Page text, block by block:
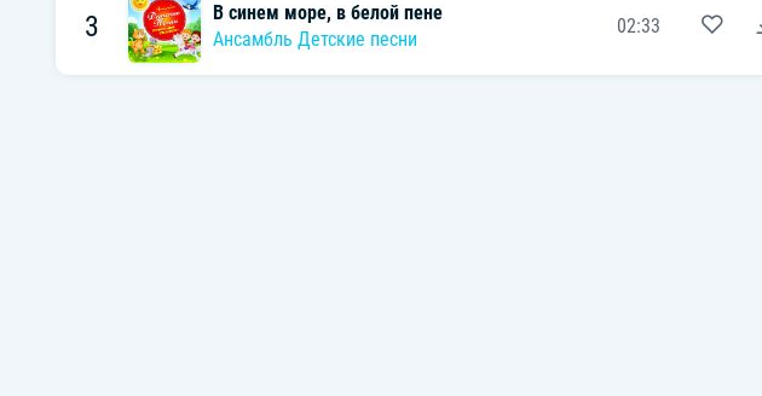
3
В синем море, в белой пене
Ансамбль Детские песни
02:33